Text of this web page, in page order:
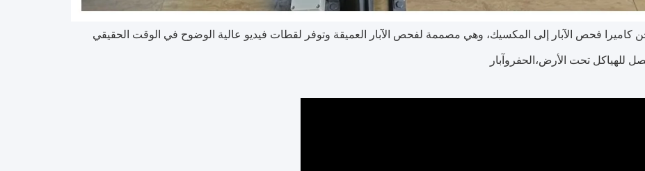
كاميرا فحص الآبار إلى المكسيك، وهي مصممة لفحص الآبار العميقة وتوفر لقطات فيديو عالية الوضوح في الوقت الحقيقي
للهياكل تحت الأرض،الحفروآبار